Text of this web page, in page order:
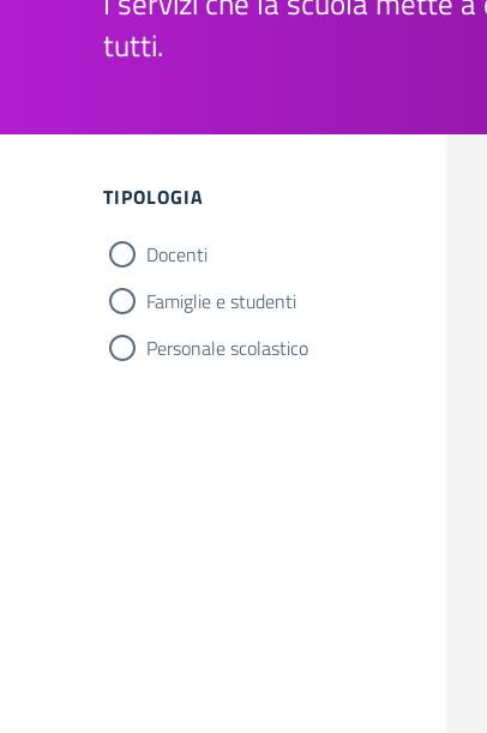
tutti.
TIPOLOGIA
Docenti
Famiglie e studenti
Personale scolastico